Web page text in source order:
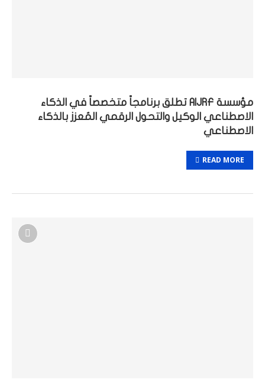
مؤسسة AIJRF تطلق برنامجاً متخصصاً في الذكاء
الاصطناعي الوكيل والتحول الرقمي المُعزز بالذكاء
الاصطناعي
READ MORE